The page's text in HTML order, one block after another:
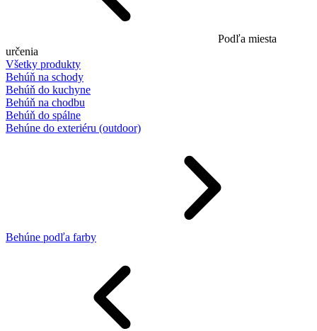
Podľa miesta
určenia
Všetky produkty
Behúň na schody
Behúň do kuchyne
Behúň na chodbu
Behúň do spálne
Behúne do exteriéru (outdoor)
Behúne podľa farby